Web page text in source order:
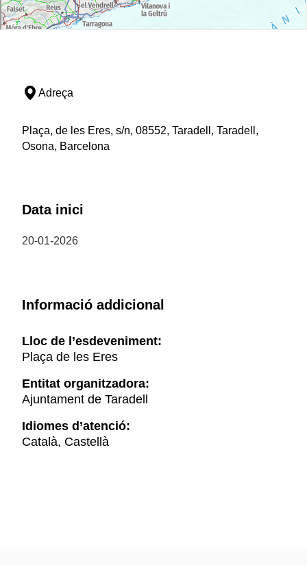
Adreça
Plaça, de les Eres, s/n, 08552, Taradell, Taradell,
Osona, Barcelona
Data inici
20-01-2026
Informació addicional
Lloc de l’esdeveniment:
Plaça de les Eres
Entitat organitzadora:
Ajuntament de Taradell
Idiomes d’atenció:
Català, Castellà